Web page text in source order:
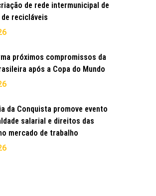
de rede intermunicipal de
recicláveis
próximos compromissos da
após a Copa do Mundo
da Conquista promove evento
salarial e direitos das
mercado de trabalho